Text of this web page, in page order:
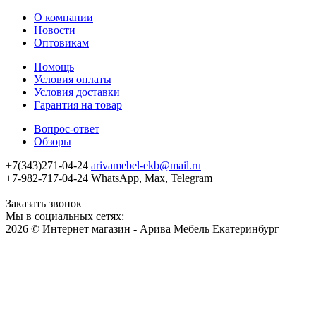
О компании
Новости
Оптовикам
Помощь
Условия оплаты
Условия доставки
Гарантия на товар
Вопрос-ответ
Обзоры
+7(343)271-04-24 arivamebel-ekb@mail.ru
+7-982-717-04-24 WhatsApp, Max, Telegram
Заказать звонок
Мы в социальных сетях:
2026 © Интернет магазин - Арива Мебель Екатеринбург